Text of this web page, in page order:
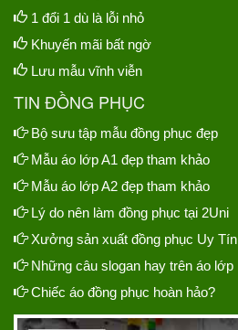
1 đổi 1 dù là lỗi nhỏ
Khuyến mãi bất ngờ
Lưu mẫu vĩnh viễn
TIN ĐỒNG PHỤC
Bộ sưu tập mẫu đồng phục đẹp
Mẫu áo lớp A1 đẹp tham khảo
Mẫu áo lớp A2 đẹp tham khảo
Lý do nên làm đồng phục tại 2Uni
Xưởng sản xuất đồng phục Uy Tín
Những câu slogan hay trên áo lớp
Chiếc áo đồng phục hoàn hảo?